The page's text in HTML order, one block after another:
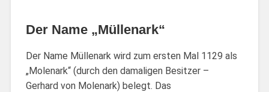
Der Name „Müllenark“
Der Name Müllenark wird zum ersten Mal 1129 als
„Molenark“ (durch den damaligen Besitzer –
Gerhard von Molenark) belegt. Das